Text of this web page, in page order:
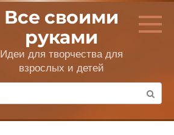
Все своими
руками
Идеи для творчества для
взрослых и детей